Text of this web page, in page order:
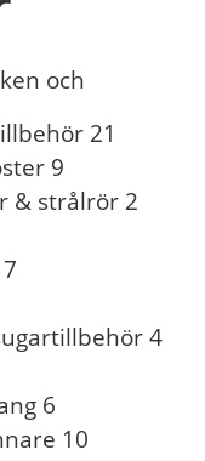
och
21
9
& strålrör 2
4
6
10